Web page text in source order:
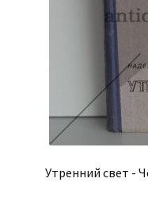
Утренний свет -